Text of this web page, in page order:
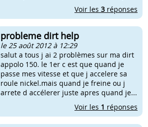
Voir les 3 réponses
probleme dirt help
le 25 août 2012 à 12:29
salut a tous j ai 2 problèmes sur ma dirt
appolo 150. le 1er c est que quand je
passe mes vitesse et que j accelere sa
roule nickel.mais quand je freine ou j
arrete d accélerer juste apres quand je...
Voir les 1 réponses